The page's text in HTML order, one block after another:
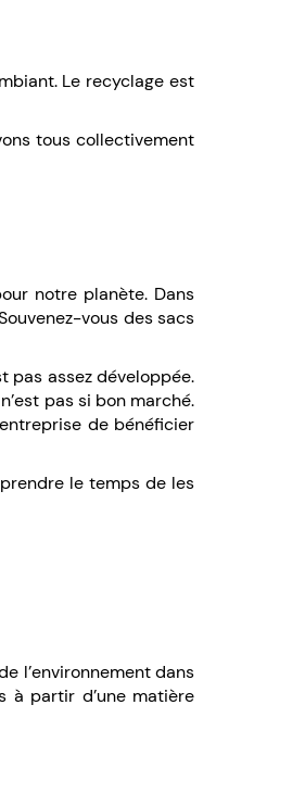
Le recyclage est
tous collectivement
notre planète. Dans
vous des sacs
pas assez développée.
pas si bon marché.
de bénéficier
le temps de les
l’environnement dans
à partir d’une matière